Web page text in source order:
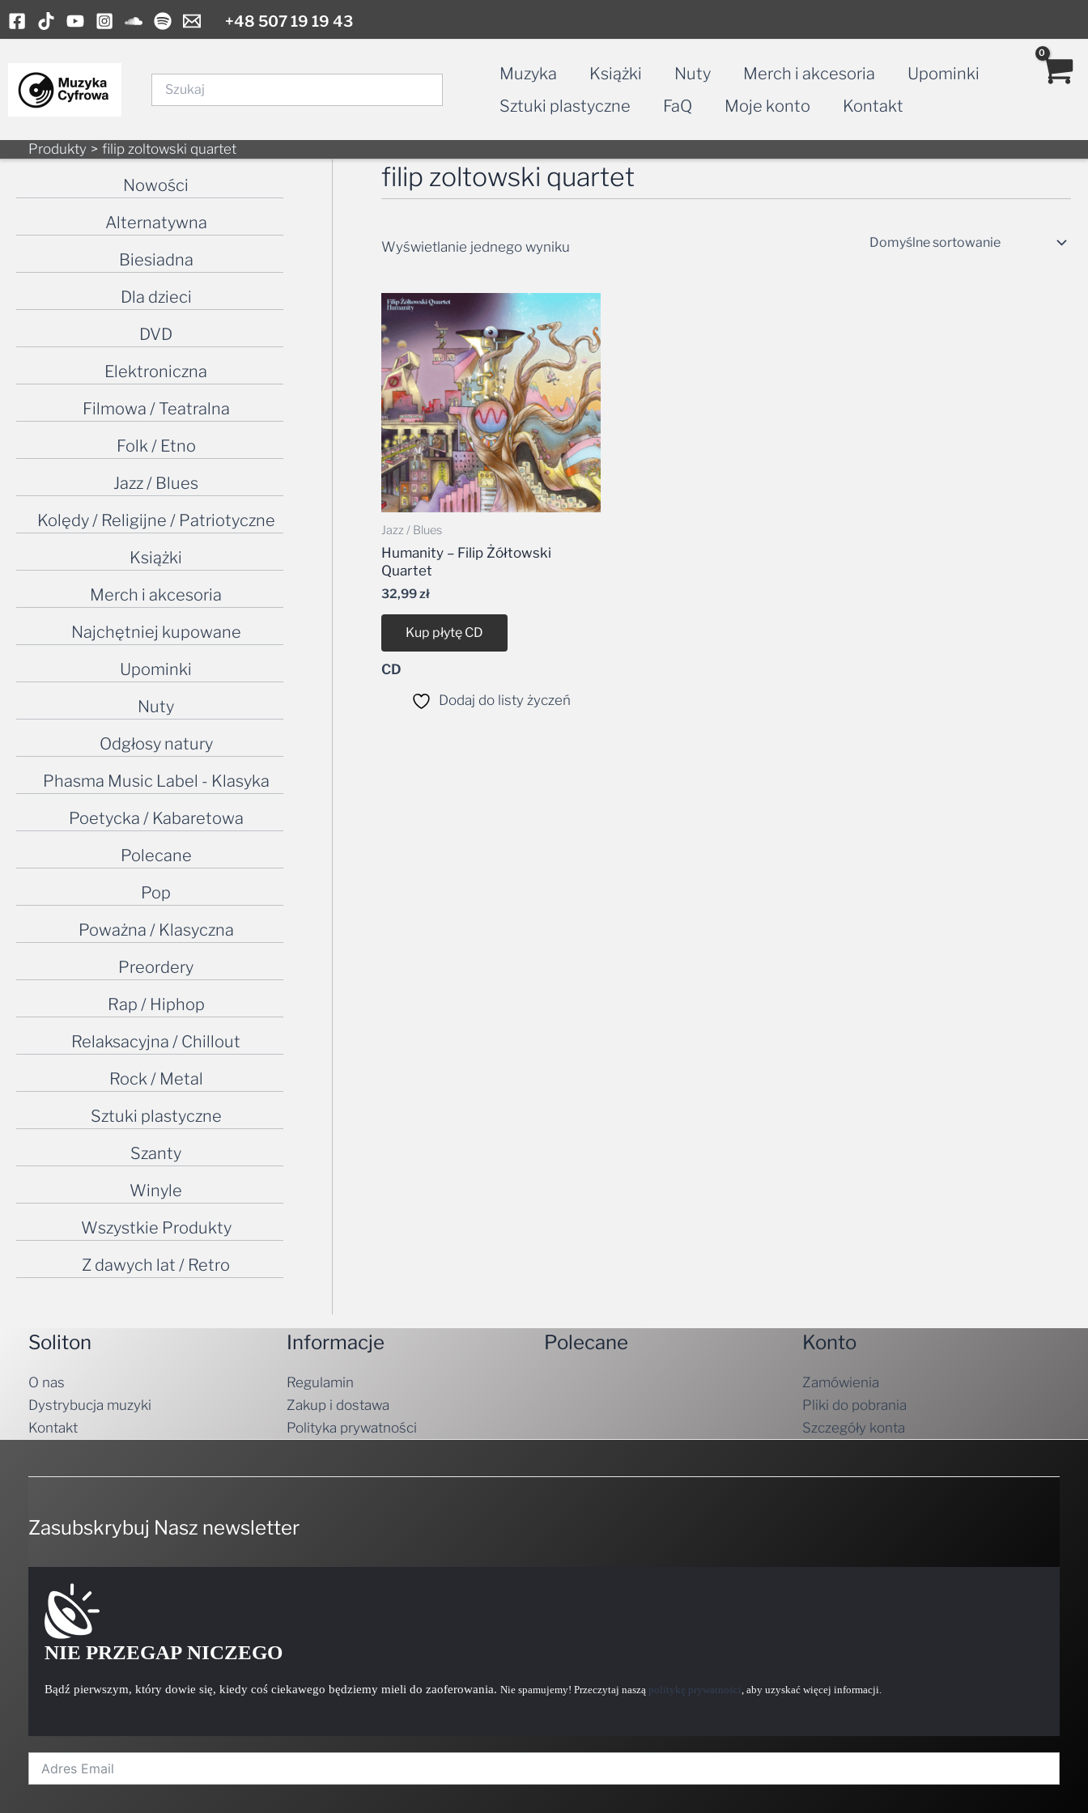
Skip
to
+48 507 19 19 43
Muzyka Książki Nuty Merch i akcesoria
Upominki
Sztuki plastyczne
FaQ Moje konto Kontakt
Produkty filip zoltowski quartet
Nowości
Alternatywna
Biesiadna
Dla dzieci
DVD
Elektroniczna
Filmowa / Teatralna
Folk / Etno
Jazz / Blues
Kolędy / Religijne / Patriotyczne
Książki
Merch i akcesoria
Najchętniej kupowane
Upominki
Nuty
Odgłosy natury
Phasma Music Label - Klasyka
Poetycka / Kabaretowa
Polecane
Pop
Poważna / Klasyczna
Preordery
Rap / Hiphop
Relaksacyjna / Chillout
Rock / Metal
Sztuki plastyczne
Szanty
Winyle
Wszystkie Produkty
Z dawych lat / Retro
filip zoltowski quartet
Wyświetlanie jednego wyniku
Jazz / Blues
Humanity – Filip Żółtowski
Quartet
32,99zł
Kup płytę CD
CD
Dodaj do listy życzeń
Soliton
O nas
Dystrybucja muzyki
Kontakt
Informacje
Regulamin
Zakup i dostawa
Polityka prywatności
Polecane Konto
Zamówienia
Pliki do pobrania
Szczegóły konta
Zasubskrybuj Nasz newsletter
NIE PRZEGAP NICZEGO
Bądź pierwszym, który dowie się, kiedy coś ciekawego będziemy mieli do zaoferowania. Nie spamujemy! Przeczytaj naszą politykę prywatności, aby uzyskać więcej informacji.